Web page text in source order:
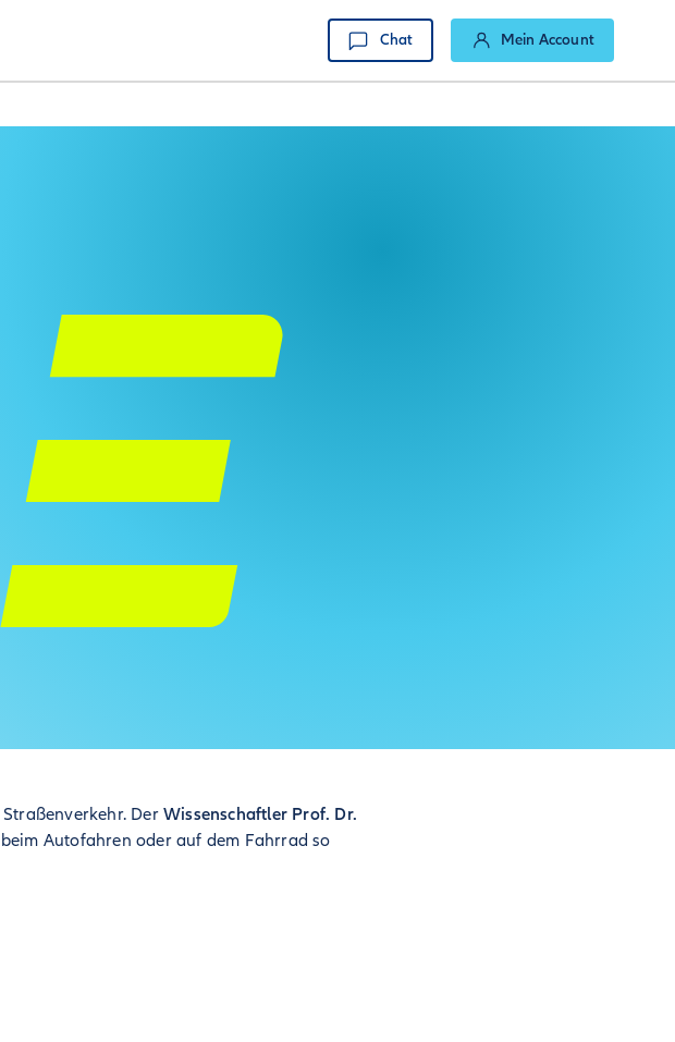
Chat Mein Account
Der Wissenschaftler Prof. Dr.
Autofahren oder auf dem Fahrrad so